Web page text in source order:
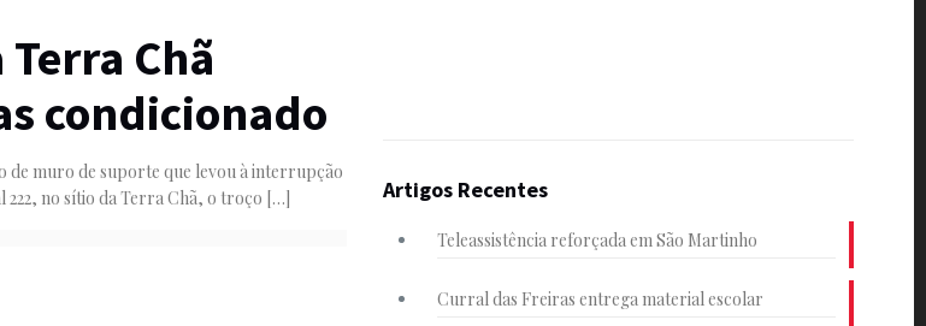
Chã
condicionado
de muro de suporte que levou à interrupção
222, no sítio da Terra Chã, o troço […] Artigos Recentes
Teleassistência reforçada em São Martinho
Curral das Freiras entrega material escolar